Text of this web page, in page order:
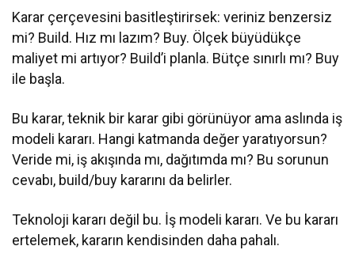
Karar çerçevesini basitleştirirsek: veriniz benzersiz
mi? Build. Hız mı lazım? Buy. Ölçek büyüdükçe
maliyet mi artıyor? Build’i planla. Bütçe sınırlı mı? Buy
ile başla.
Bu karar, teknik bir karar gibi görünüyor ama aslında iş
modeli kararı. Hangi katmanda değer yaratıyorsun?
Veride mi, iş akışında mı, dağıtımda mı? Bu sorunun
cevabı, build/buy kararını da belirler.
Teknoloji kararı değil bu. İş modeli kararı. Ve bu kararı
ertelemek, kararın kendisinden daha pahalı.